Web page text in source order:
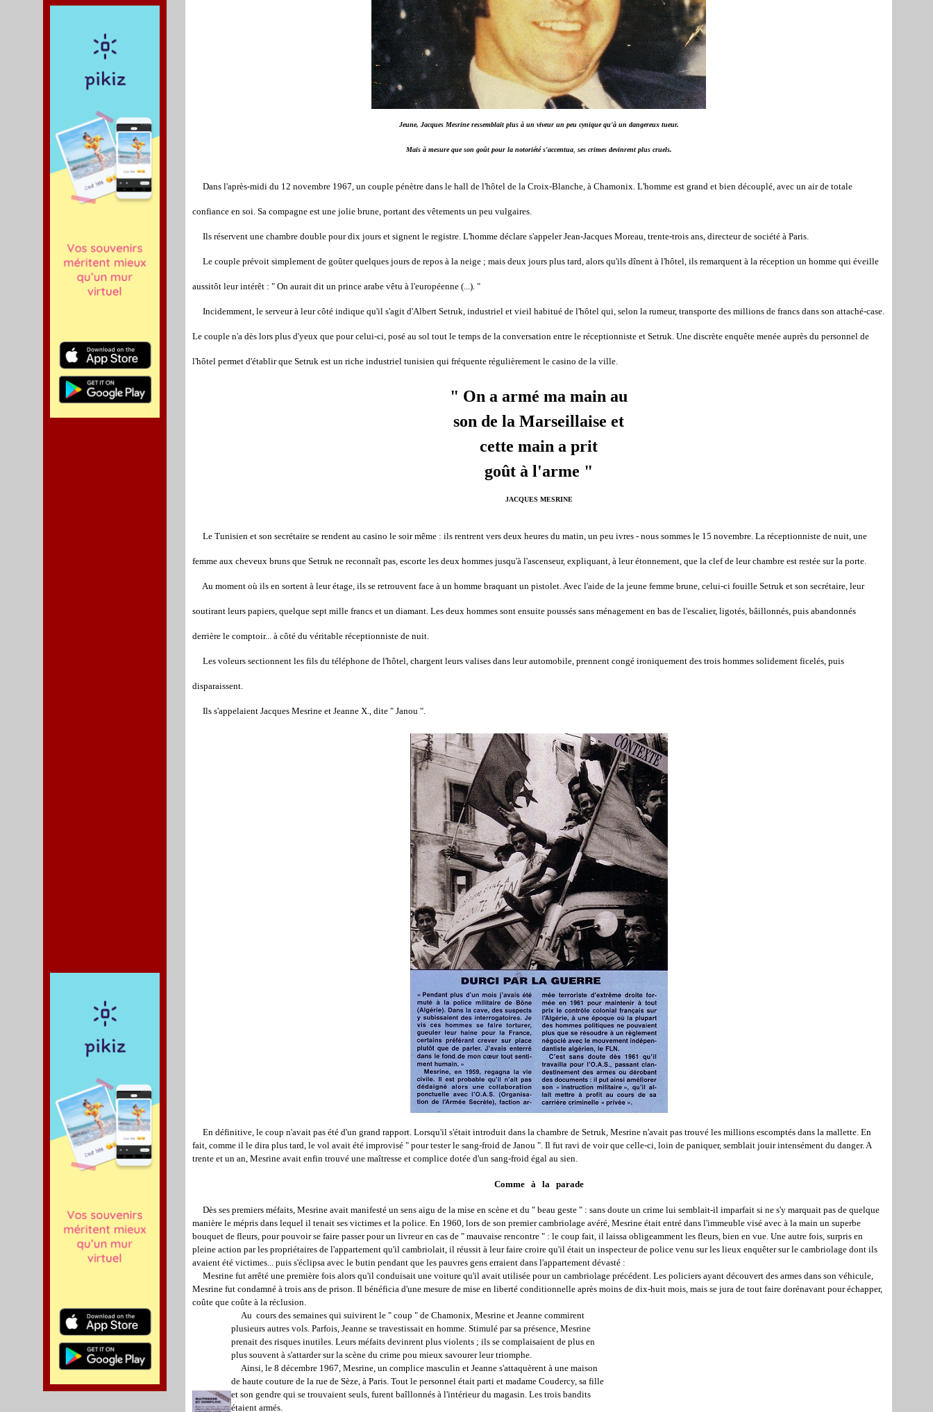
Jeune, Jacques Mesrine ressemblait plus à un viveur un peu cynique qu'à un dangereux tueur.
Mais à mesure que son goût pour la notoriété s'accentua, ses crimes devinrent plus cruels.
Dans l'après-midi du 12 novembre 1967, un couple pénètre dans le hall de l'hôtel de la Croix-Blanche, à Chamonix. L'homme est grand et bien découplé, avec un air de totale
confiance en soi. Sa compagne est une jolie brune, portant des vêtements un peu vulgaires.
Ils réservent une chambre double pour dix jours et signent le registre. L'homme déclare s'appeler Jean-Jacques Moreau, trente-trois ans, directeur de société à Paris.
Le couple prévoit simplement de goûter quelques jours de repos à la neige ; mais deux jours plus tard, alors qu'ils dînent à l'hôtel, ils remarquent à la réception un homme qui éveille
aussitôt leur intérêt : " On aurait dit un prince arabe vêtu à l'européenne (...). "
Incidemment, le serveur à leur côté indique qu'il s'agit d'Albert Setruk, industriel et vieil habitué de l'hôtel qui, selon la rumeur, transporte des millions de francs dans son attaché-case.
Le couple n'a dès lors plus d'yeux que pour celui-ci, posé au sol tout le temps de la conversation entre le réceptionniste et Setruk. Une discrète enquête menée auprès du personnel de
l'hôtel permet d'établir que Setruk est un riche industriel tunisien qui fréquente régulièrement le casino de la ville.
" On a armé ma main au
son de la Marseillaise et
cette main a prit
goût à l'arme "
JACQUES MESRINE
Le Tunisien et son secrétaire se rendent au casino le soir même : ils rentrent vers deux heures du matin, un peu ivres - nous sommes le 15 novembre. La réceptionniste de nuit, une
femme aux cheveux bruns que Setruk ne reconnaît pas, escorte les deux hommes jusqu'à l'ascenseur, expliquant, à leur étonnement, que la clef de leur chambre est restée sur la porte.
Au moment où ils en sortent à leur étage, ils se retrouvent face à un homme braquant un pistolet. Avec l'aide de la jeune femme brune, celui-ci fouille Setruk et son secrétaire, leur
soutirant leurs papiers, quelque sept mille francs et un diamant. Les deux hommes sont ensuite poussés sans ménagement en bas de l'escalier, ligotés, bâillonnés, puis abandonnés
derrière le comptoir... à côté du véritable réceptionniste de nuit.
Les voleurs sectionnent les fils du téléphone de l'hôtel, chargent leurs valises dans leur automobile, prennent congé ironiquement des trois hommes solidement ficelés, puis
disparaissent.
Ils s'appelaient Jacques Mesrine et Jeanne X., dite " Janou ".
En définitive, le coup n'avait pas été d'un grand rapport. Lorsqu'il s'était introduit dans la chambre de Setruk, Mesrine n'avait pas trouvé les millions escomptés dans la mallette. En
fait, comme il le dira plus tard, le vol avait été improvisé " pour tester le sang-froid de Janou ". Il fut ravi de voir que celle-ci, loin de paniquer, semblait jouir intensément du danger. A
trente et un an, Mesrine avait enfin trouvé une maîtresse et complice dotée d'un sang-froid égal au sien.
Comme à la parade
Dès ses premiers méfaits, Mesrine avait manifesté un sens aigu de la mise en scène et du " beau geste " : sans doute un crime lui semblait-il imparfait si ne s'y marquait pas de quelque
manière le mépris dans lequel il tenait ses victimes et la police. En 1960, lors de son premier cambriolage avéré, Mesrine était entré dans l'immeuble visé avec à la main un superbe
bouquet de fleurs, pour pouvoir se faire passer pour un livreur en cas de " mauvaise rencontre " : le coup fait, il laissa obligeamment les fleurs, bien en vue. Une autre fois, surpris en
pleine action par les propriétaires de l'appartement qu'il cambriolait, il réussit à leur faire croire qu'il était un inspecteur de police venu sur les lieux enquêter sur le cambriolage dont ils
avaient été victimes... puis s'éclipsa avec le butin pendant que les pauvres gens erraient dans l'appartement dévasté :
Mesrine fut arrêté une première fois alors qu'il conduisait une voiture qu'il avait utilisée pour un cambriolage précédent. Les policiers ayant découvert des armes dans son véhicule,
Mesrine fut condamné à trois ans de prison. Il bénéficia d'une mesure de mise en liberté conditionnelle après moins de dix-huit mois, mais se jura de tout faire dorénavant pour échapper,
coûte que coûte à la réclusion.
Au cours des semaines qui suivirent le " coup " de Chamonix, Mesrine et Jeanne commirent
plusieurs autres vols. Parfois, Jeanne se travestissait en homme. Stimulé par sa présence, Mesrine
prenait des risques inutiles. Leurs méfaits devinrent plus violents ; ils se complaisaient de plus en
plus souvent à s'attarder sur la scène du crime pou mieux savourer leur triomphe.
Ainsi, le 8 décembre 1967, Mesrine, un complice masculin et Jeanne s'attaquèrent à une maison
de haute couture de la rue de Sèze, à Paris. Tout le personnel était parti et madame Coudercy, sa fille
et son gendre qui se trouvaient seuls, furent baîllonnés à l'intérieur du magasin. Les trois bandits
étaient armés.